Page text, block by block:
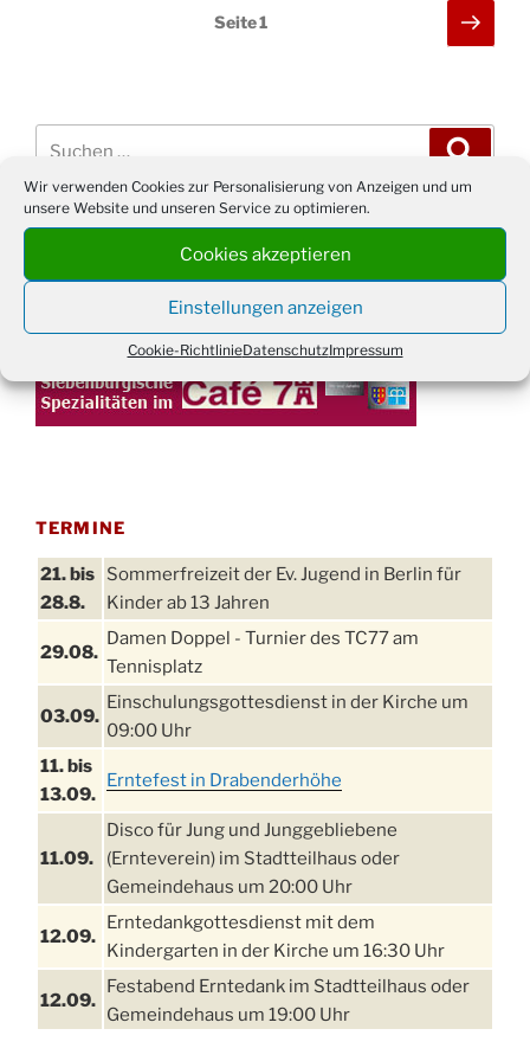
Wir verwenden Cookies zur Personalisierung von Anzeigen und um
unsere Website und unseren Service zu optimieren.
Cookies akzeptieren
Einstellungen anzeigen
Cookie-RichtlinieDatenschutzImpressum
and
Seitennummerierung
Seite1
TERMINE
21. bis
28.8.
Sommerfreizeit der Ev. Jugend in Berlin für
Kinder ab 13 Jahren
29.08.
Damen Doppel - Turnier des TC77 am
Tennisplatz
03.09.
Einschulungsgottesdienst in der Kirche um
09:00 Uhr
11. bis
13.09.
Erntefest in Drabenderhöhe
11.09.
Disco für Jung und Junggebliebene
(Ernteverein) im Stadtteilhaus oder
Gemeindehaus um 20:00 Uhr
12.09.
Erntedankgottesdienst mit dem
Kindergarten in der Kirche um 16:30 Uhr
12.09.
Festabend Erntedank im Stadtteilhaus oder
Gemeindehaus um 19:00 Uhr